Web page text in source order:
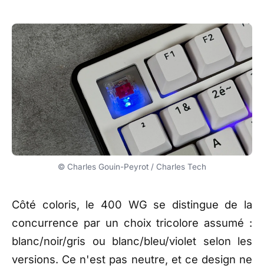
© Charles Gouin-Peyrot / Charles Tech
Côté coloris, le 400 WG se distingue de la
concurrence par un choix tricolore assumé :
blanc/noir/gris ou blanc/bleu/violet selon les
versions. Ce n'est pas neutre, et ce design ne